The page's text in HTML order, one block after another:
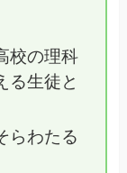
校の理科
る生徒と
らわたる